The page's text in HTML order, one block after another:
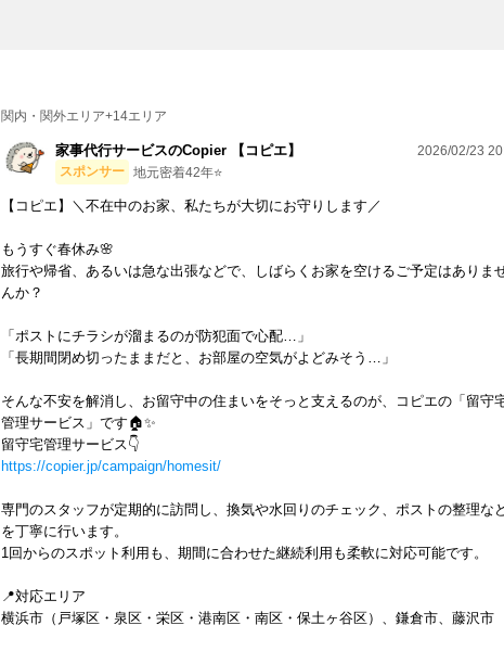
関内・関外エリア+14エリア
家事代行サービスのCopier 【コピエ】
スポンサー 地元密着42年⭐️
2026/02/23
【コピエ】＼不在中のお家、私たちが大切にお守りします／
もうすぐ春休み🌸
旅行や帰省、あるいは急な出張などで、しばらくお家を空けるご予定はありま
んか？
「ポストにチラシが溜まるのが防犯面で心配…」
「長期間閉め切ったままだと、お部屋の空気がよどみそう…」
そんな不安を解消し、お留守中の住まいをそっと支えるのが、コピエの「留守
管理サービス」です🏠✨
留守宅管理サービス👇
https://copier.jp/campaign/homesit/
専門のスタッフが定期的に訪問し、換気や水回りのチェック、ポストの整理な
を丁寧に行います。
1回からのスポット利用も、期間に合わせた継続利用も柔軟に対応可能です。
📍対応エリア
横浜市（戸塚区・泉区・栄区・港南区・南区・保土ヶ谷区）、鎌倉市、藤沢市